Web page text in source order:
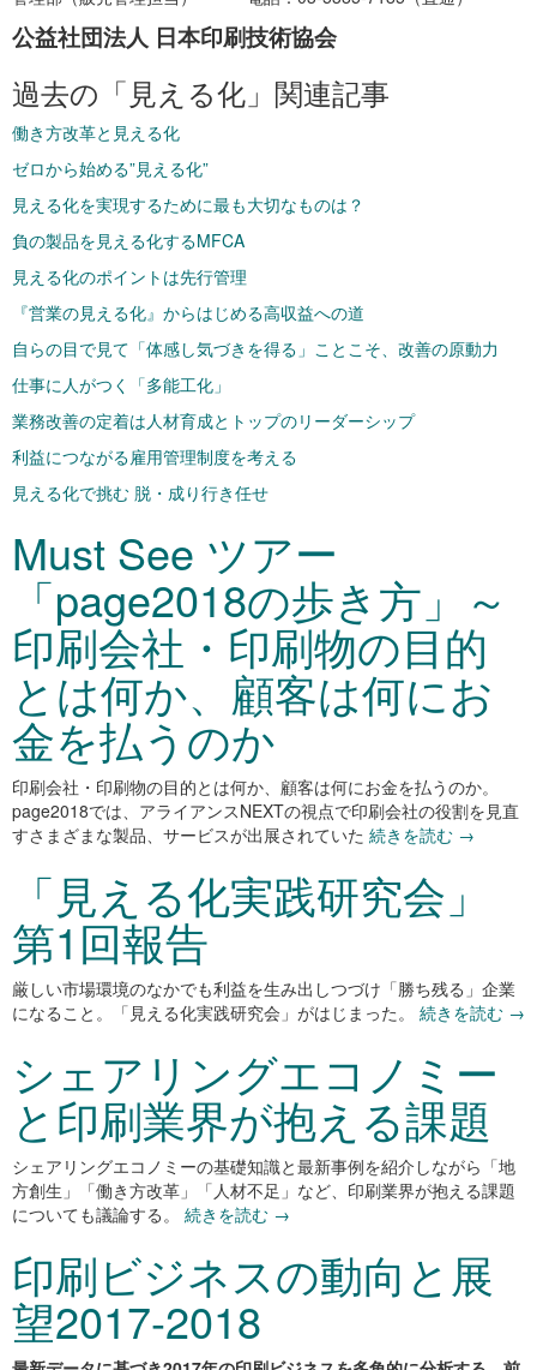
公益社団法人 日本印刷技術協会
過去の「見える化」関連記事
働き方改革と見える化
ゼロから始める”見える化”
見える化を実現するために最も大切なものは？
負の製品を見える化するMFCA
見える化のポイントは先行管理
『営業の見える化』からはじめる高収益への道
自らの目で見て「体感し気づきを得る」ことこそ、改善の原動力
仕事に人がつく「多能工化」
業務改善の定着は人材育成とトップのリーダーシップ
利益につながる雇用管理制度を考える
見える化で挑む 脱・成り行き任せ
Must See ツアー
「page2018の歩き方」～
印刷会社・印刷物の目的
とは何か、顧客は何にお
金を払うのか
印刷会社・印刷物の目的とは何か、顧客は何にお金を払うのか。
page2018では、アライアンスNEXTの視点で印刷会社の役割を見直
すさまざまな製品、サービスが出展されていた 続きを読む →
「見える化実践研究会」
第1回報告
厳しい市場環境のなかでも利益を生み出しつづけ「勝ち残る」企業
になること。「見える化実践研究会」がはじまった。
続きを読む →
シェアリングエコノミー
と印刷業界が抱える課題
シェアリングエコノミーの基礎知識と最新事例を紹介しながら「地
方創生」「働き方改革」「人材不足」など、印刷業界が抱える課題
についても議論する。
続きを読む →
印刷ビジネスの動向と展
望2017-2018